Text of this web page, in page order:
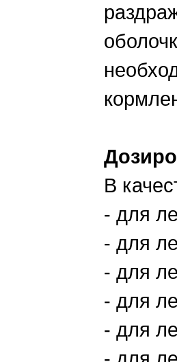
В
- для
- для
- для
- для
- для